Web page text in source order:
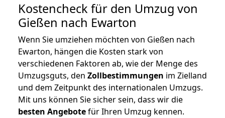
Kostencheck für den Umzug von
Gießen nach Ewarton
Wenn Sie umziehen möchten von Gießen nach
Ewarton, hängen die Kosten stark von
verschiedenen Faktoren ab, wie der Menge des
Umzugsguts, den Zollbestimmungen im Zielland
und dem Zeitpunkt des internationalen Umzugs.
Mit uns können Sie sicher sein, dass wir die
besten Angebotefür Ihren Umzug kennen.